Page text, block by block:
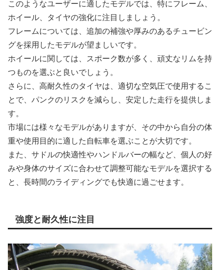
このようなユーザーに適したモデルでは、特にフレーム、
ホイール、タイヤの強化に注目しましょう。
フレームについては、追加の補強や厚みのあるチュービン
グを採用したモデルが望ましいです。
ホイールに関しては、スポーク数が多く、頑丈なリムを持
つものを選ぶと良いでしょう。
さらに、高耐久性のタイヤは、適切な空気圧で使用するこ
とで、パンクのリスクを減らし、安定した走行を提供しま
す。
市場には様々なモデルがありますが、その中から自分の体
重や使用目的に適した自転車を選ぶことが大切です。
また、サドルの快適性やハンドルバーの幅など、個人の好
みや身体のサイズに合わせて調整可能なモデルを選択する
と、長時間のライディングでも快適に過ごせます。
強度と耐久性に注目